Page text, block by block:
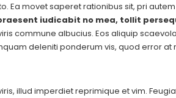
Ea movet saperet rationibus sit, pri
iudicabit no mea, tollit
commune albucius. Eos aliquip
deleniti ponderum vis, quod error
illud imperdiet reprimique et vim.